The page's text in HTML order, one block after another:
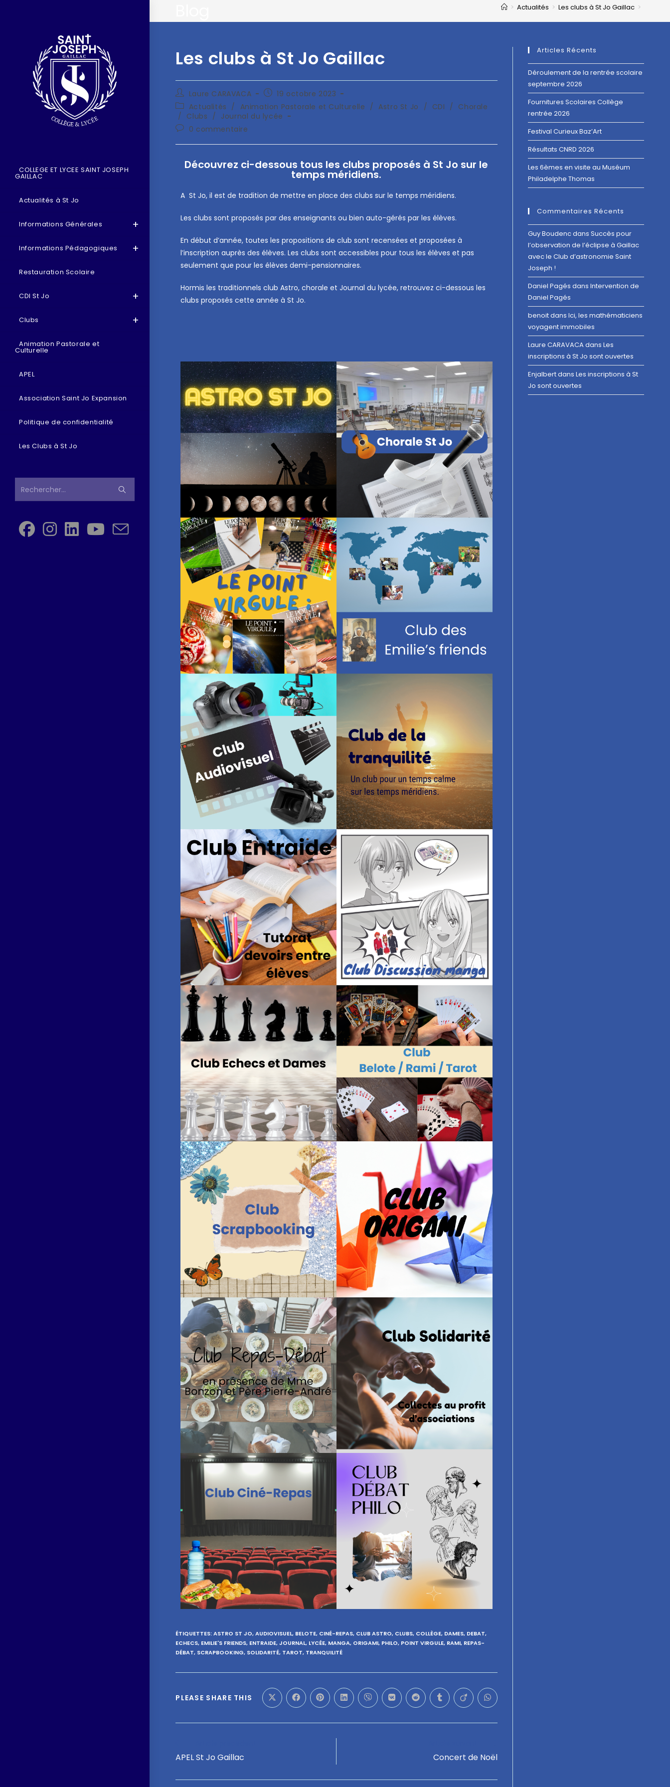
COLLEGE ET LYCEE SAINT JOSEPH
GAILLAC
Actualités à St Jo
Informations Générales
Informations Pédagogiques
Restauration Scolaire
CDI St Jo
Clubs
Animation Pastorale et
Culturelle
APEL
Association Saint Jo Expansion
Politique de confidentialité
Les Clubs à St Jo
Rechercher…
> Actualités > Les clubs à St Jo Gaillac >
Les clubs à St Jo Gaillac
Laure CARAVACA
19 octobre 2023
Actualités / Animation Pastorale et Culturelle / Astro St Jo / CDI /
Chorale
/
Clubs /
Journal du lycée
0 commentaire
Découvrez ci-dessous tous les clubs proposés à St Jo sur le
temps méridiens.
A St Jo, il est de tradition de mettre en place des clubs sur le temps méridiens.
Les clubs sont proposés par des enseignants ou bien auto-gérés par les élèves.
En début d’année, toutes les propositions de club sont recensées et proposées à
l’inscription auprès des élèves. Les clubs sont accessibles pour tous les élèves et pas
seulement que pour les élèves demi-pensionnaires.
Hormis les traditionnels club Astro, chorale et Journal du lycée, retrouvez ci-dessous les
clubs proposés cette année à St Jo.
ÉTIQUETTES:ASTRO ST JO, AUDIOVISUEL, BELOTE, CINÉ-REPAS, CLUB ASTRO, CLUBS, COLLÈGE, DAMES, DEBAT,
ECHECS, EMILIE'S FRIENDS, ENTRAIDE, JOURNAL, LYCÉE, MANGA, ORIGAMI, PHILO, POINT VIRGULE, RAMI, REPAS-
DÉBAT, SCRAPBOOKING, SOLIDARITÉ, TAROT, TRANQUILITÉ
PLEASE SHARE THIS
APEL St Jo Gaillac Concert de Noël
Articles Récents
Déroulement de la rentrée scolaire
septembre 2026
Fournitures Scolaires Collège
rentrée 2026
Festival Curieux Baz’Art
Résultats CNRD 2026
Les 6èmes en visite au Muséum
Philadelphe Thomas
Commentaires Récents
Guy Boudencdans Succès pour
l’observation de l’éclipse à Gaillac
avec le Club d’astronomie Saint
Joseph !
Daniel Pagés dans Intervention de
Daniel Pagés
benoitdans Ici, les mathématiciens
voyagent immobiles
Laure CARAVACAdans Les
inscriptions à St Jo sont ouvertes
Enjalbertdans Les inscriptions à St
Jo sont ouvertes